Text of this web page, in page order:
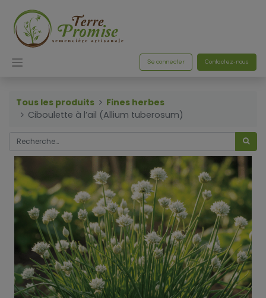
Se connecter Contactez-nous
Tous les produits
Fines herbes
Ciboulette à l’ail (Allium tuberosum)